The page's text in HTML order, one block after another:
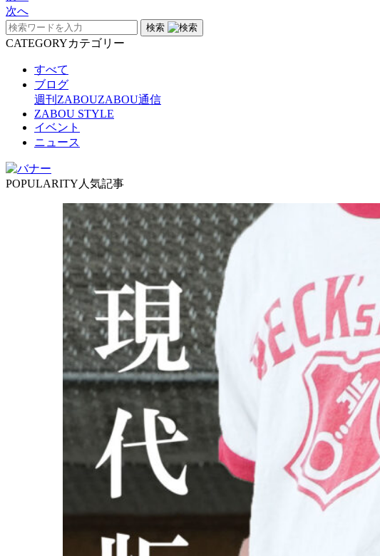
次へ
検索
CATEGORYカテゴリー
すべて
ブログ
週刊ZABOUZABOU通信
ZABOU STYLE
イベント
ニュース
POPULARITY 人気記事